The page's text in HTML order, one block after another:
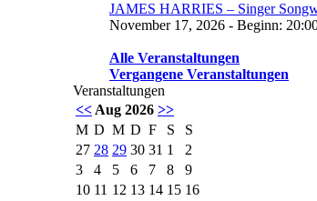
JAMES HARRIES – Singer
November 17, 2026 - Beginn:
Alle Veranstaltungen
Vergangene Veranstaltungen
Veranstaltungen
<< Aug 2026 >>
M D M D F S
S
27 28 29 30 31 1
2
3
4 5 6 7 8
9
10 11 12 13 14 15 16